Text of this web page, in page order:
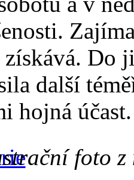
získává. Do
další
hojná
foto z